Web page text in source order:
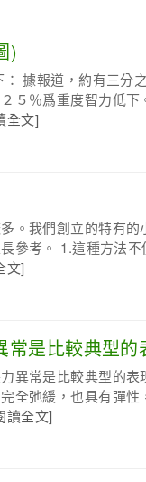
)
據報道，約有三分
５％爲重度智力低
全文]
。我們創立的特有
參考。 1.這種方法
文]
常是比較典型的
異常是比較典型的
全弛緩，也具有彈
讀全文]